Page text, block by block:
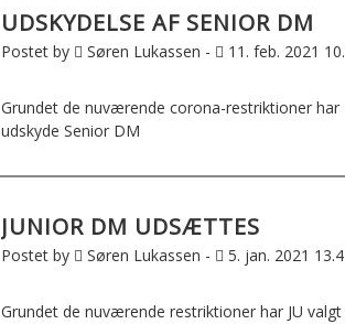
UDSKYDELSE AF SENIOR DM
Postet by Søren Lukassen - 11. feb. 2021
Grundet de nuværende corona-restriktioner
udskyde Senior DM
JUNIOR DM UDSÆTTES
Postet by Søren Lukassen - 5. jan. 2021
Grundet de nuværende restriktioner har JU